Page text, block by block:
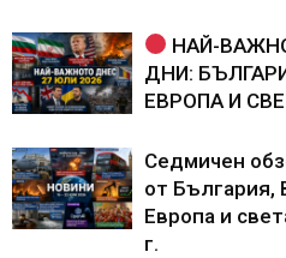
НАЙ-
ДНИ:
ЕВРОПА И
Седмичен
от България,
Европа и
г.